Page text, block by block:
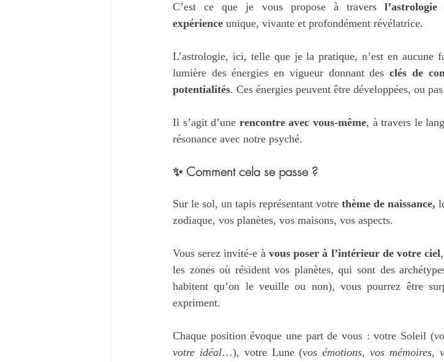
C’est ce que je vous propose à travers
expérience unique, vivante et profondément révélatrice.
L’astrologie, ici, telle que je la pratique, n’est en aucune
lumière des énergies en vigueur donnant des clés de
potentialités. Ces énergies peuvent être développées, ou
Il s’agit d’une rencontre avec vous-même, à travers le
résonance avec notre psyché.
✨ Comment cela se passe ?
Sur le sol, un tapis représentant votre thème de naissance,
zodiaque, vos planètes, vos maisons, vos aspects.
Vous serez invité-e à vous poser à l’intérieur de votre ciel
les zones où résident vos planètes, qui sont des
habitent qu’on le veuille ou non), vous pourrez être
expriment.
Chaque position évoque une part de vous : votre Soleil (
votre idéal…), votre Lune (vos émotions, vos mémoires,